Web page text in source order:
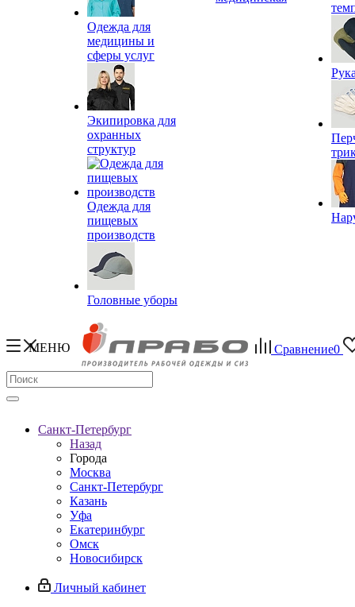
Одежда для
медицины и
сферы услуг
Экипировка для
охранных
структур
Одежда для
пищевых
производств
Головные уборы
МЕНЮ Сравнение0
Санкт-Петербург
Назад
Города
Москва
Санкт-Петербург
Казань
Уфа
Екатеринбург
Омск
Новосибирск
Личный кабинет